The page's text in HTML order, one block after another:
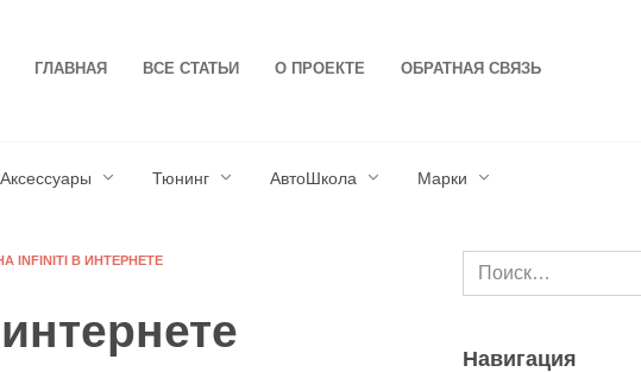
ГЛАВНАЯ ВСЕ СТАТЬИ О ПРОЕКТЕ ОБРАТНАЯ СВЯЗЬ
Аксессуары Тюнинг АвтоШкола Марки
INFINITI В ИНТЕРНЕТЕ
Search
for:
Навигация